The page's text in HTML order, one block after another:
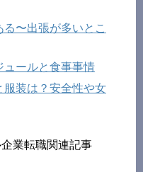
る〜出張が多いとこ
ュールと食事事情
服装は？安全性や女
業転職関連記事